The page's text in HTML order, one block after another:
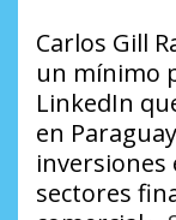
Carlos Gill
un mínimo
LinkedIn
en
inversiones
sectores